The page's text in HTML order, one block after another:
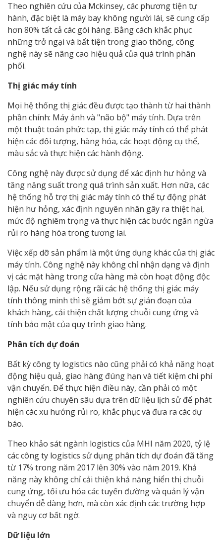
Theo nghiên cứu của Mckinsey, các phương tiện tự
hành, đặc biệt là máy bay không người lái, sẽ cung cấp
hơn 80% tất cả các gói hàng. Bằng cách khắc phục
những trở ngại và bất tiện trong giao thông, công
nghệ này sẽ nâng cao hiệu quả của quá trình phân
phối.
Thị giác máy tính
Mọi hệ thống thị giác đều được tạo thành từ hai thành
phần chính: Máy ảnh và "não bộ" máy tính. Dựa trên
một thuật toán phức tạp, thị giác máy tính có thể phát
hiện các đối tượng, hàng hóa, các hoạt động cụ thể,
màu sắc và thực hiện các hành động.
Công nghệ này được sử dụng để xác định hư hỏng và
tăng năng suất trong quá trình sản xuất. Hơn nữa, các
hệ thống hỗ trợ thị giác máy tính có thể tự động phát
hiện hư hỏng, xác định nguyên nhân gây ra thiệt hại,
mức độ nghiêm trọng và thực hiện các bước ngăn ngừa
rủi ro hàng hóa trong tương lai.
Việc xếp dỡ sản phẩm là một ứng dụng khác của thị giác
máy tính. Công nghệ này không chỉ nhận dạng và định
vị các mặt hàng trong cửa hàng mà còn hoạt động độc
lập. Nếu sử dụng rộng rãi các hệ thống thị giác máy
tính thông minh thì sẽ giảm bớt sự gián đoạn của
khách hàng, cải thiện chất lượng chuỗi cung ứng và
tính bảo mật của quy trình giao hàng.
Phân tích dự đoán
Bất kỳ công ty logistics nào cũng phải có khả năng hoạt
động hiệu quả, giao hàng đúng hạn và tiết kiệm chi phí
vận chuyển. Để thực hiện điều này, cần phải có một
nghiên cứu chuyên sâu dựa trên dữ liệu lịch sử để phát
hiện các xu hướng rủi ro, khắc phục và đưa ra các dự
báo.
Theo khảo sát ngành logistics của MHI năm 2020, tỷ lệ
các công ty logistics sử dụng phân tích dự đoán đã tăng
từ 17% trong năm 2017 lên 30% vào năm 2019. Khả
năng này không chỉ cải thiện khả năng hiển thị chuỗi
cung ứng, tối ưu hóa các tuyến đường và quản lý vận
chuyển dễ dàng hơn, mà còn xác định các trường hợp
và nguy cơ bất ngờ.
Dữ liệu lớn